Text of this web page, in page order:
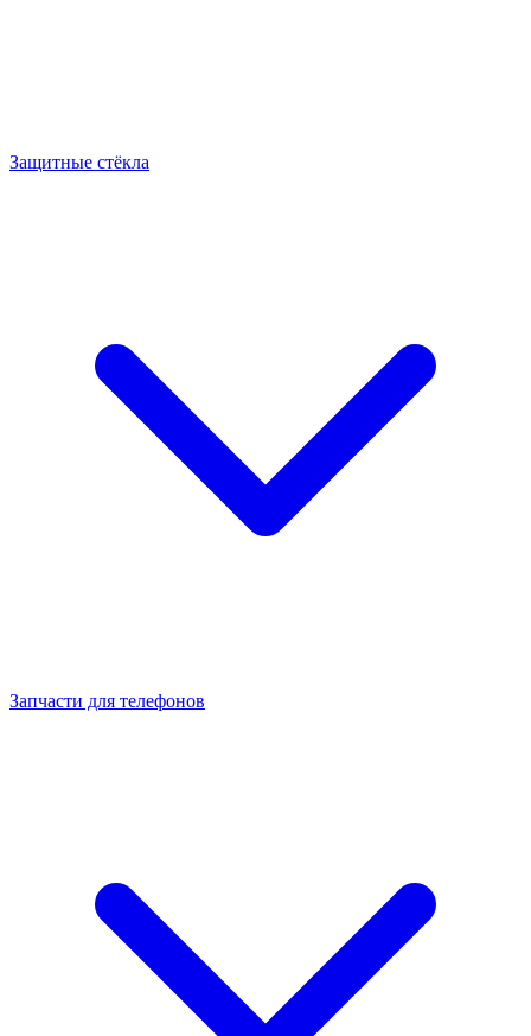
Защитные стёкла
Запчасти для телефонов